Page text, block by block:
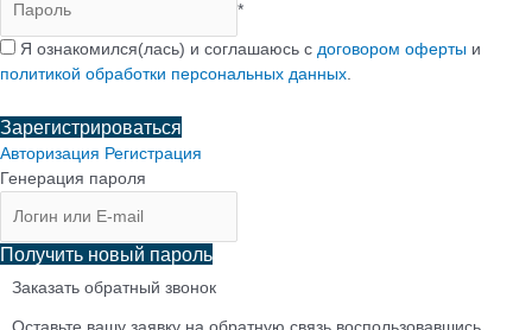
*
Я ознакомился(лась) и соглашаюсь с договором оферты и
политикой обработки персональных данных
Зарегистрироваться
Авторизация Регистрация
Генерация пароля
Получить новый пароль
Заказать обратный звонок